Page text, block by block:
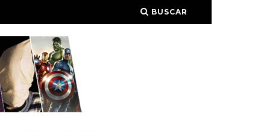
BUSCAR